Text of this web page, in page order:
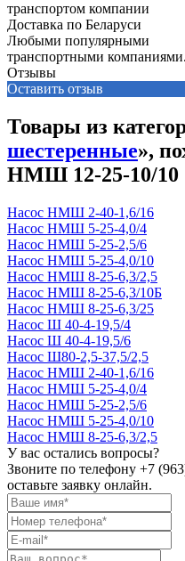
Доставка по Беларуси
Любыми популярными
транспортными компаниями.
Отзывы
Оставить отзыв
Товары из
шестеренные»,
НМШ 12-25-10/10
Насос НМШ 2-40-1,6/16
Насос НМШ 5-25-4,0/4
Насос НМШ 5-25-2,5/6
Насос НМШ 5-25-4,0/10
Насос НМШ 8-25-6,3/2,5
Насос НМШ 8-25-6,3/10Б
Насос НМШ 8-25-6,3/25
Насос Ш 40-4-19,5/4
Насос Ш 40-4-19,5/6
Насос Ш80-2,5-37,5/2,5
Насос НМШ 2-40-1,6/16
Насос НМШ 5-25-4,0/4
Насос НМШ 5-25-2,5/6
Насос НМШ 5-25-4,0/10
Насос НМШ 8-25-6,3/2,5
У вас остались вопросы?
Звоните по телефону +7
оставьте заявку онлайн.